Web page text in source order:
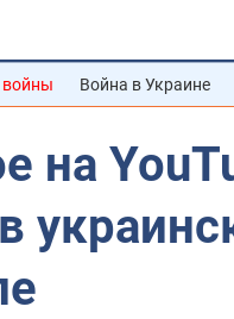
войны Война в Украине
на